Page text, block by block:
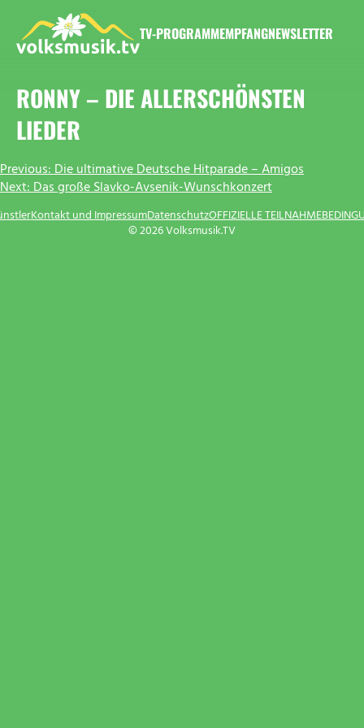
Inhalt
springen
TV-PROGRAMMEMPFANGNEWSLETTER
RONNY – DIE ALLERSCHÖNSTEN
LIEDER
BEITRAGSNAVIGATION
Previous:Die ultimative Deutsche Hitparade – Amigos
Next:Das große Slavko-Avsenik-Wunschkonzert
© 2026 Volksmusik.TV
Kontakt und ImpressumDatenschutzOFFIZIELLE